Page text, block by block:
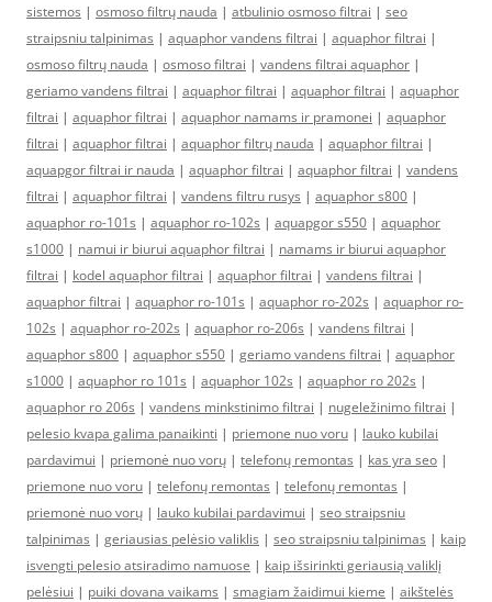
sistemos | osmoso filtrų nauda | atbulinio osmoso filtrai | seo
straipsniu talpinimas | aquaphor vandens filtrai | aquaphor filtrai |
osmoso filtrų nauda | osmoso filtrai | vandens filtrai aquaphor |
geriamo vandens filtrai | aquaphor filtrai | aquaphor filtrai | aquaphor
filtrai | aquaphor filtrai | aquaphor namams ir pramonei | aquaphor
filtrai | aquaphor filtrai | aquaphor filtrų nauda | aquaphor filtrai |
aquapgor filtrai ir nauda | aquaphor filtrai | aquaphor filtrai | vandens
filtrai | aquaphor filtrai | vandens filtru rusys | aquaphor s800 |
aquaphor ro-101s | aquaphor ro-102s | aquapgor s550 | aquaphor
s1000 | namui ir biurui aquaphor filtrai | namams ir biurui aquaphor
filtrai | kodel aquaphor filtrai | aquaphor filtrai | vandens filtrai |
aquaphor filtrai | aquaphor ro-101s | aquaphor ro-202s | aquaphor ro-
102s | aquaphor ro-202s | aquaphor ro-206s | vandens filtrai |
aquaphor s800 | aquaphor s550 | geriamo vandens filtrai | aquaphor
s1000 | aquaphor ro 101s | aquaphor 102s | aquaphor ro 202s |
aquaphor ro 206s | vandens minkstinimo filtrai | nugeležinimo filtrai |
pelesio kvapa galima panaikinti | priemone nuo voru | lauko kubilai
pardavimui | priemonė nuo vorų | telefonų remontas | kas yra seo |
priemone nuo voru | telefonų remontas | telefonų remontas |
priemonė nuo vorų | lauko kubilai pardavimui | seo straipsniu
talpinimas | geriausias pelėsio valiklis | seo straipsniu talpinimas | kaip
isvengti pelesio atsiradimo namuose | kaip išsirinkti geriausią valiklį
pelėsiui | puiki dovana vaikams | smagiam žaidimui kieme | aikštelės